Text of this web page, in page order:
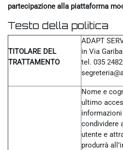
partecipazione alla piattaforma
Testo della politica
TITOLARE DEL
TRATTAMENTO
ADAPT
in Via
tel. 035
Nome e
ultimo
condividere
utente e
produrrà